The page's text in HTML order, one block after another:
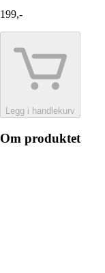
199,-
Legg i handlekurv
Om produktet